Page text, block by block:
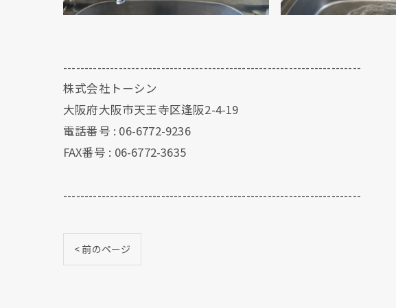
----------------------------------------------------------------------
株式会社トーシン
大阪府大阪市天王寺区逢阪2-4-19
電話番号 : 06-6772-9236
FAX番号 : 06-6772-3635
----------------------------------------------------------------------
< 前のページ